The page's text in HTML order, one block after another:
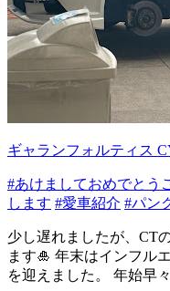
ギャランフォルティス
#あけましておめでとう
します #愛車紹介 #パン
少し遅れましたが、CT
ます🎍 年末はインフル
を迎えました。 年始早